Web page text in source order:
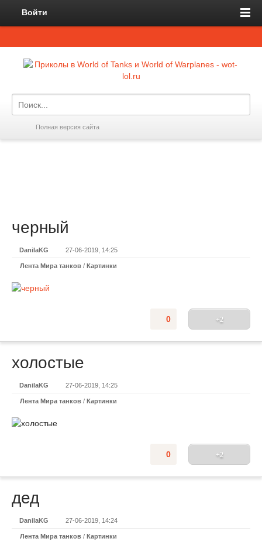
Войти
Полная версия сайта
черный
DanilaKG 27-06-2019, 14:25
Лента Мира танков / Картинки
+2
0
холостые
DanilaKG 27-06-2019, 14:25
Лента Мира танков / Картинки
+2
0
дед
DanilaKG 27-06-2019, 14:24
Лента Мира танков / Картинки